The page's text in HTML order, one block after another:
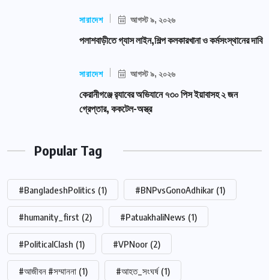
সারাদেশ আগস্ট ৯, ২০২৬
পলাশবাড়ীতে গ্যাস লাইন,শিল্প কলকারখানা ও কর্মসংস্থানের দাবি
সারাদেশ আগস্ট ৯, ২০২৬
কেরানীগঞ্জে র‍্যাবের অভিযানে ৭৩০ পিস ইয়াবাসহ ২ জন
গ্রেপ্তার, ককটেল-অস্ত্র
Popular Tag
#BangladeshPolitics (1) #BNPvsGonoAdhikar (1)
#humanity_first (2) #PatuakhaliNews (1)
#PoliticalClash (1) #VPNoor (2)
#আজীবন #সম্মাননা (1) #আহত_সংঘর্ষ (1)